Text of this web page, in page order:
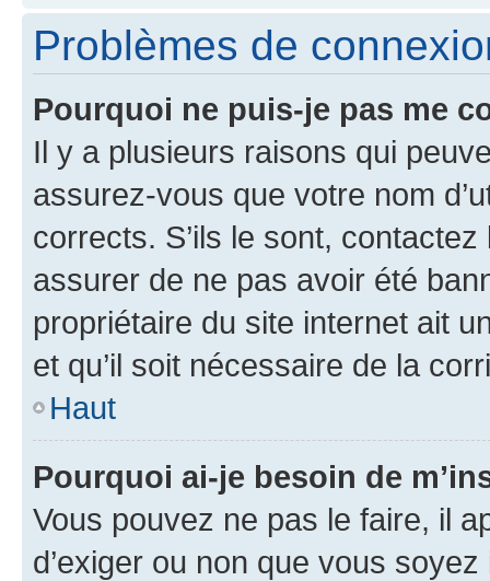
Problèmes de
Pourquoi ne puis-je pas me
Il y a plusieurs raisons qui
assurez-vous que votre nom
corrects. S’ils le sont,
assurer de ne pas avoir été
propriétaire du site internet ait
et qu’il soit nécessaire de la
Haut
Pourquoi ai-je besoin de
Vous pouvez ne pas le faire, il
d’exiger ou non que vous